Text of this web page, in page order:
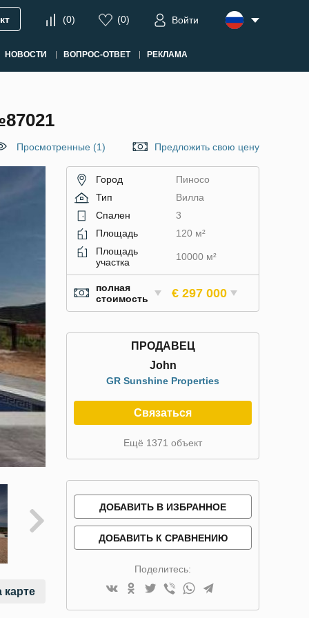
(0) (0) Войти
НОВОСТИ ВОПРОС-ОТВЕТ РЕКЛАМА
Просмотренные (1) Предложить свою цену
карте
Город
Пиносо
Тип
Вилла
Спален
3
Площадь
120 м²
Площадь
участка
10000 м²
полная
стоимость
€ 297 000
ПРОДАВЕЦ
John
GR Sunshine Properties
Связаться
Ещё 1371 объект
ДОБАВИТЬ В ИЗБРАННОЕ
ДОБАВИТЬ К СРАВНЕНИЮ
Поделитесь: